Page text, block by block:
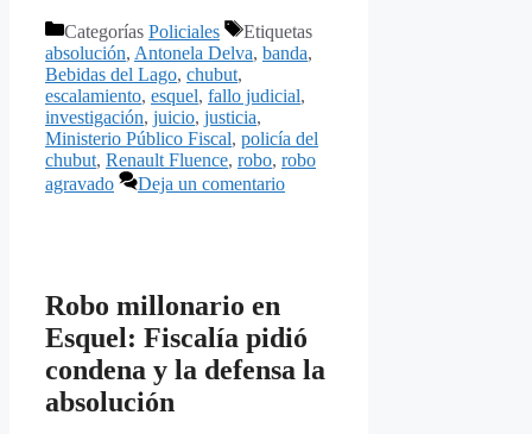
Categorías Policiales
Etiquetas
absolución, Antonela Delva, banda,
Bebidas del Lago, chubut,
escalamiento, esquel, fallo judicial,
investigación, juicio, justicia,
Ministerio Público Fiscal, policía del
chubut, Renault Fluence, robo, robo
agravado
Deja un comentario
Robo millonario en
Esquel: Fiscalía pidió
condena y la defensa la
absolución